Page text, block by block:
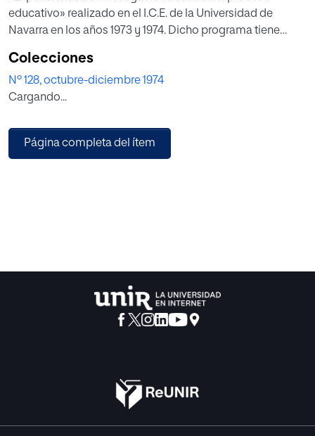
educativo» realizado en el I.C.E. de la Universidad de
Navarra en los años 1973 y 1974. Dicho programa tiene
los profesores para que lleven a cabo la programación, el
desarrollo y la evaluación de un proyecto de investigación
activa».
Dentro de las actividades del programa, en estos dos
años, se han llevado a cabo varios estudios centrados en
diseño preexperimental o diseño evaluativo, y el otro en
los diseños factoriales.
Colecciones
Nº 128, octubre-diciembre 1974
Cargando...
Página completa del ítem